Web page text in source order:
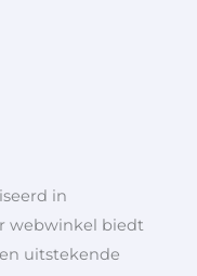
in
webwinkel biedt
uitstekende